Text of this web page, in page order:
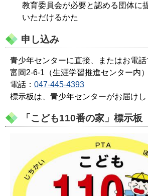
教育委員会が必要と認める団体に
いただけるかた
申し込み
青少年センターに直接、またはお電話
富岡2-6-1（生涯学習推進センター内）
電話： 047-445-4393
標示板は、青少年センターがお届けし
「こども110番の家」標示板